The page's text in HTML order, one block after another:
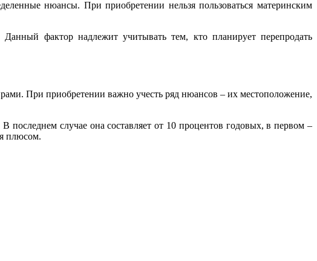
нюансы. При приобретении нельзя пользоваться материнским
фактор надлежит учитывать тем, кто планирует перепродать
При приобретении важно учесть ряд нюансов – их местоположение,
случае она составляет от 10 процентов годовых, в первом –
плюсом.